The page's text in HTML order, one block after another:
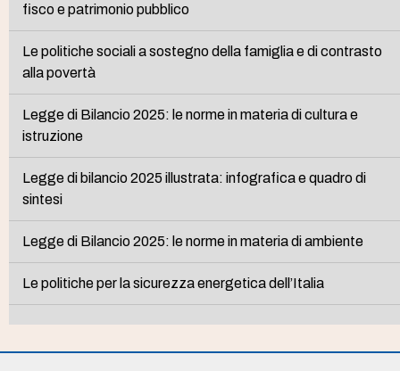
fisco e patrimonio pubblico
Le politiche sociali a sostegno della famiglia e di contrasto
alla povertà
Legge di Bilancio 2025: le norme in materia di cultura e
istruzione
Legge di bilancio 2025 illustrata: infografica e quadro di
sintesi
Legge di Bilancio 2025: le norme in materia di ambiente
Le politiche per la sicurezza energetica dell’Italia